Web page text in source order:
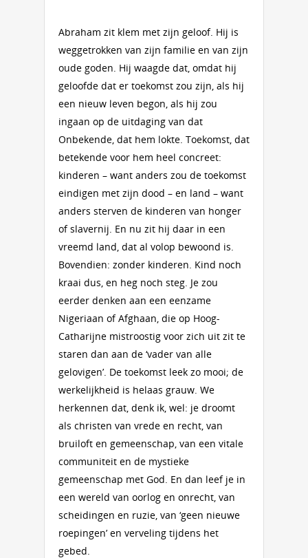
Abraham zit klem met zijn geloof. Hij is
weggetrokken van zijn familie en van zijn
oude goden. Hij waagde dat, omdat hij
geloofde dat er toekomst zou zijn, als hij
een nieuw leven begon, als hij zou
ingaan op de uitdaging van dat
Onbekende, dat hem lokte. Toekomst, dat
betekende voor hem heel concreet:
kinderen – want anders zou de toekomst
eindigen met zijn dood – en land – want
anders sterven de kinde­ren van honger
of slavernij. En nu zit hij daar in een
vreemd land, dat al volop bewoond is.
Bovendien: zonder kinderen. Kind noch
kraai dus, en heg noch steg. Je zou
eerder denken aan een eenzame
Nigeriaan of Afghaan, die op Hoog-
Catharijne mis­troostig voor zich uit zit te
staren dan aan de ‘vader van alle
gelovigen’. De toekomst leek zo mooi; de
werkelijkheid is helaas grauw. We
herkennen dat, denk ik, wel: je droomt
als christen van vrede en recht, van
bruiloft en gemeenschap, van een vitale
communiteit en de mystieke
gemeenschap met God. En dan leef je in
een wereld van oorlog en onrecht, van
scheidin­gen en ruzie, van ‘geen nieuwe
roeping­en’ en verveling tijdens het
gebed.